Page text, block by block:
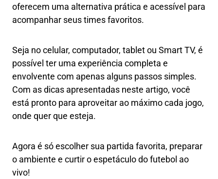
oferecem uma alternativa prática e acessível para
acompanhar seus times favoritos.
Seja no celular, computador, tablet ou Smart TV, é
possível ter uma experiência completa e
envolvente com apenas alguns passos simples.
Com as dicas apresentadas neste artigo, você
está pronto para aproveitar ao máximo cada jogo,
onde quer que esteja.
Agora é só escolher sua partida favorita, preparar
o ambiente e curtir o espetáculo do futebol ao
vivo!